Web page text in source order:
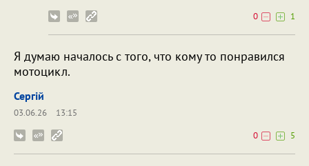
0
1
Я думаю началось с того, что кому то понравился
мотоцикл.
Сергій
03.06.26
13:15
0
5